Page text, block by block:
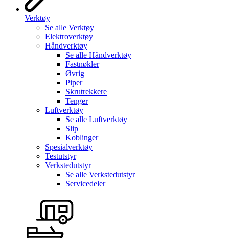
Verktøy
Se alle Verktøy
Elektroverktøy
Håndverktøy
Se alle Håndverktøy
Fastnøkler
Øvrig
Piper
Skrutrekkere
Tenger
Luftverktøy
Se alle Luftverktøy
Slip
Koblinger
Spesialverktøy
Testutstyr
Verkstedutstyr
Se alle Verkstedutstyr
Servicedeler